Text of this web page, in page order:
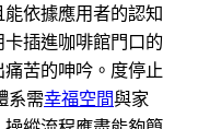
依據應用者的認知
卡插進咖啡館門口的
苦的呻吟。度停止
系需幸福空間與家